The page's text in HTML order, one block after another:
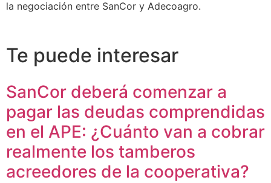
la negociación entre SanCor y Adecoagro.
Te puede interesar
SanCor deberá comenzar a
pagar las deudas comprendidas
en el APE: ¿Cuánto van a cobrar
realmente los tamberos
acreedores de la cooperativa?